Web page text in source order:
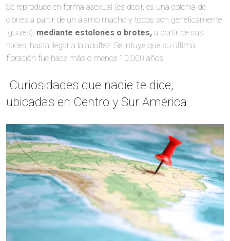
Se reproduce en forma asexual (es decir, es una colonia de
clones a partir de un álamo macho y todos son genéticamente
iguales), mediante estolones o brotes, a partir de sus
raíces, hasta llegar a la adultez. Se intuye que su última
floración fue hace más o menos 10.000 años,
Curiosidades que nadie te dice,
ubicadas en Centro y Sur América